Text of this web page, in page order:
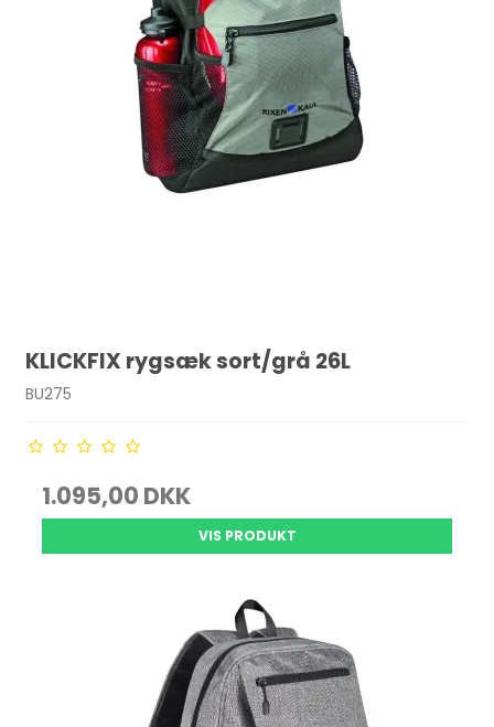
KLICKFIX rygsæk sort/grå 26L
BU275
1.095,00 DKK
VIS PRODUKT